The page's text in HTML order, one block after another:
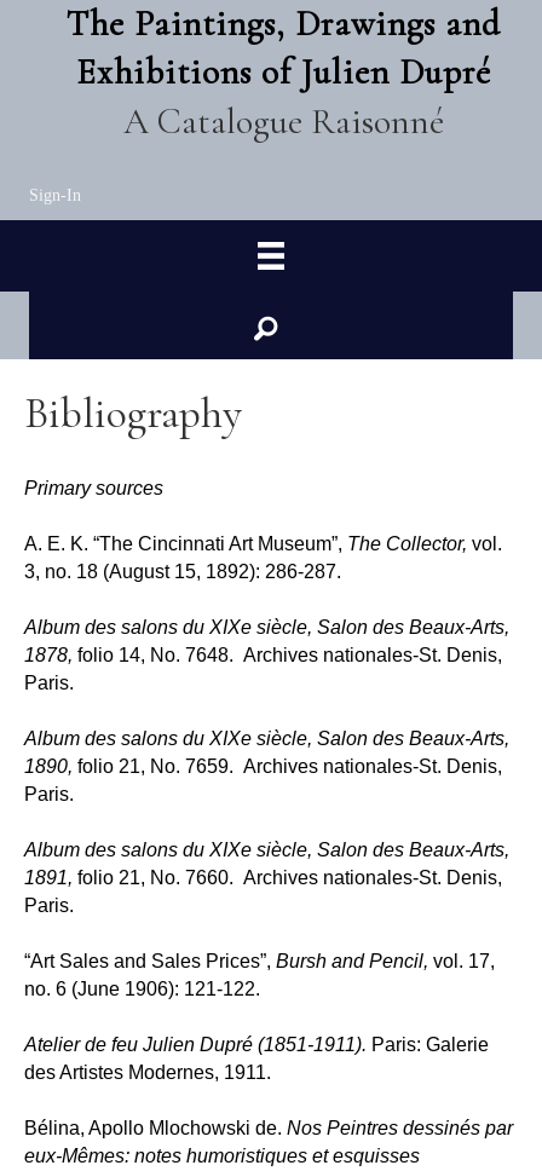
The Paintings, Drawings and
Exhibitions of Julien Dupré
A Catalogue Raisonné
Sign-In
Bibliography
Primary sources
A. E. K. “The Cincinnati Art Museum”, The Collector, vol.
3, no. 18 (August 15, 1892): 286-287.
Album des salons du XIXe siècle, Salon des Beaux-Arts,
1878, folio 14, No. 7648. Archives nationales-St. Denis,
Paris.
Album des salons du XIXe siècle, Salon des Beaux-Arts,
1890, folio 21, No. 7659. Archives nationales-St. Denis,
Paris.
Album des salons du XIXe siècle, Salon des Beaux-Arts,
1891, folio 21, No. 7660. Archives nationales-St. Denis,
Paris.
“Art Sales and Sales Prices”, Bursh and Pencil, vol. 17,
no. 6 (June 1906): 121-122.
Atelier de feu Julien Dupré (1851-1911). Paris: Galerie
des Artistes Modernes, 1911.
Bélina, Apollo Mlochowski de. Nos Peintres dessinés par
eux-Mêmes: notes humoristiques et esquisses